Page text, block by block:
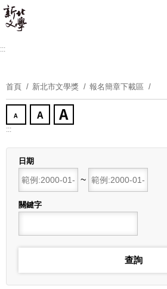
跳
到
要
塊
:::
首頁 新北市文學獎 報名簡章下載區
:::
日期
開始日期
~
結束日期
關鍵字